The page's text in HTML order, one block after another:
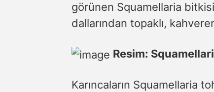
görünen Squamellaria
dallarından topaklı,
Resim:
Karıncaların Squamellaria